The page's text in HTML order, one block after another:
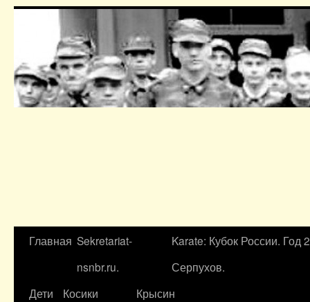
Главная Sekretariat-
nsnbr.ru.
Karate: Кубок России. Год
Серпухов.
Дети
Косики
Крысин